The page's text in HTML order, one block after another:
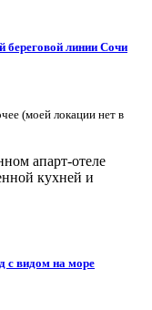
береговой линии Сочи
(моей локации нет в
апарт-отеле
кухней и
с видом на море